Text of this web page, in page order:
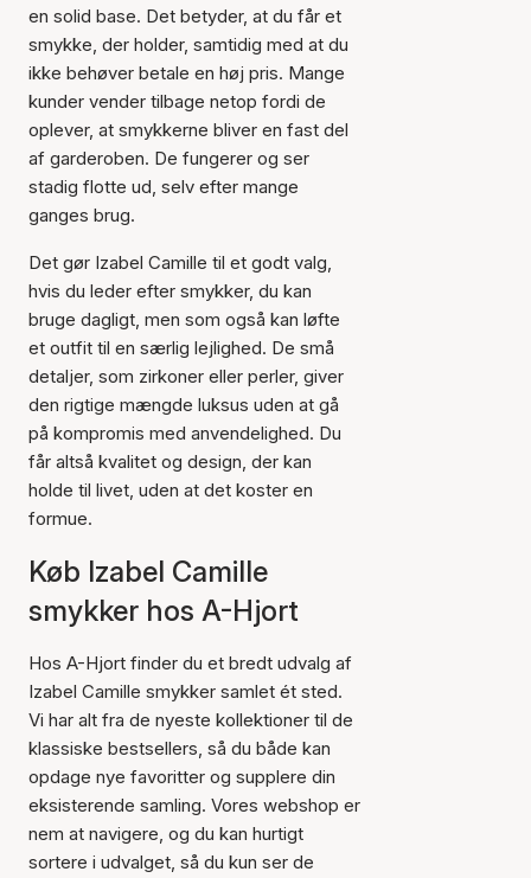
en solid base. Det betyder, at du får et
smykke, der holder, samtidig med at du
ikke behøver betale en høj pris. Mange
kunder vender tilbage netop fordi de
oplever, at smykkerne bliver en fast del
af garderoben. De fungerer og ser
stadig flotte ud, selv efter mange
ganges brug.
Det gør Izabel Camille til et godt valg,
hvis du leder efter smykker, du kan
bruge dagligt, men som også kan løfte
et outfit til en særlig lejlighed. De små
detaljer, som zirkoner eller perler, giver
den rigtige mængde luksus uden at gå
på kompromis med anvendelighed. Du
får altså kvalitet og design, der kan
holde til livet, uden at det koster en
formue.
Køb Izabel Camille
smykker hos A-Hjort
Hos A-Hjort finder du et bredt udvalg af
Izabel Camille smykker samlet ét sted.
Vi har alt fra de nyeste kollektioner til de
klassiske bestsellers, så du både kan
opdage nye favoritter og supplere din
eksisterende samling. Vores webshop er
nem at navigere, og du kan hurtigt
sortere i udvalget, så du kun ser de